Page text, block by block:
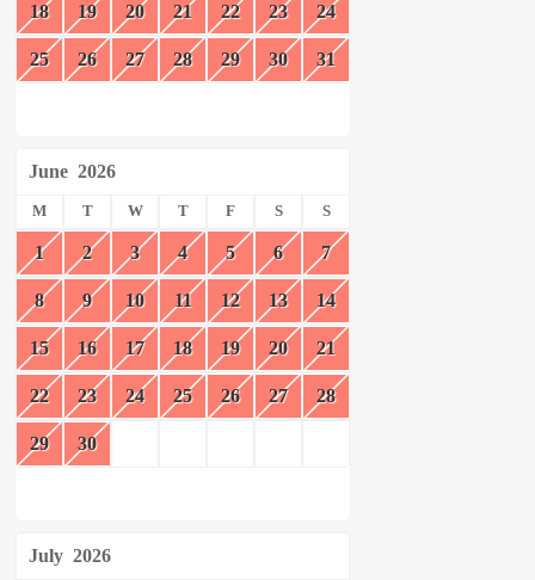
18 19 20 21 22 23 24
25 26 27 28 29 30 31
June 2026
M T W T F S S
1 2 3 4 5 6 7
8 9 10 11 12 13 14
15 16 17 18 19 20 21
22 23 24 25 26 27 28
29 30
July 2026